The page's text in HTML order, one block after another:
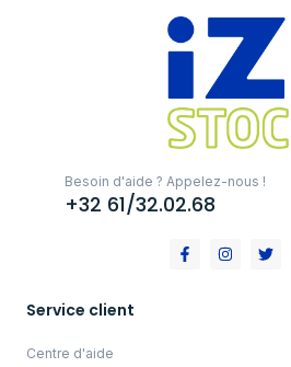
Besoin d'aide ? Appelez-nous !
+32 61/32.02.68
Service client
Centre d'aide